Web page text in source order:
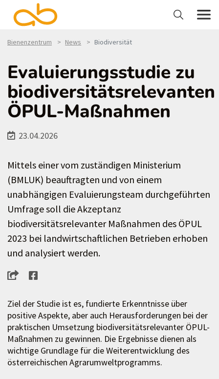
Bienenzentrum News Biodiversität
Evaluierungsstudie zu
biodiversitätsrelevanten
ÖPUL-Maßnahmen
23.04.2026
Mittels einer vom zuständigen Ministerium
(BMLUK) beauftragten und von einem
unabhängigen Evaluierungsteam durchgeführten
Umfrage soll die Akzeptanz
biodiversitätsrelevanter Maßnahmen des ÖPUL
2023 bei landwirtschaftlichen Betrieben erhoben
und analysiert werden.
Ziel der Studie ist es, fundierte Erkenntnisse über
positive Aspekte, aber auch Herausforderungen bei der
praktischen Umsetzung biodiversitätsrelevanter ÖPUL-
Maßnahmen zu gewinnen. Die Ergebnisse dienen als
wichtige Grundlage für die Weiterentwicklung des
österreichischen Agrarumweltprogramms.